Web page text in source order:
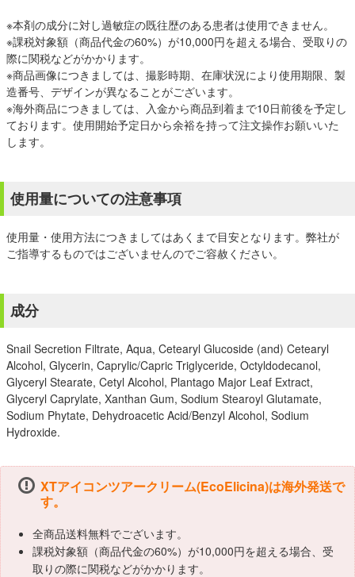
※本剤の成分に対し過敏症の既往歴のある患者は使用できません。
※課税対象額（商品代金の60%）が10,000円を超える場合、受取りの
際に関税などがかかります。
※商品画像につきましては、撮影時期、在庫状況により使用期限、製
造番号、デザインが異なることがございます。
※海外商品につきましては、入金から商品到着まで10日前後を予定し
ております。使用開始予定日から余裕を持って注文操作お願いいた
します。
使用量についての注意事項
使用量・使用方法につきましてはあくまで目安となります。弊社が
ご指導するものではございませんのでご容赦ください。
成分
Snail Secretion Filtrate, Aqua, Cetearyl Glucoside (and) Cetearyl
Alcohol, Glycerin, Caprylic/Capric Triglyceride, Octyldodecanol,
Glyceryl Stearate, Cetyl Alcohol, Plantago Major Leaf Extract,
Glyceryl Caprylate, Xanthan Gum, Sodium Stearoyl Glutamate,
Sodium Phytate, Dehydroacetic Acid/Benzyl Alcohol, Sodium
Hydroxide.
XTアイコンツアークリーム(EcoElicina)は海外発送で
す。
全商品送料無料でございます。
課税対象額（商品代金の60%）が10,000円を超える場合、受
取りの際に関税などがかかります。